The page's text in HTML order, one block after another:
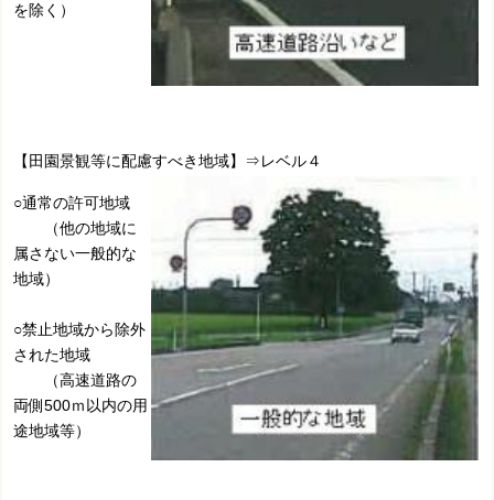
を除く）
【田園景観等に配慮すべき地域】⇒レベル４
○通常の許可地域
（他の地域に
属さない一般的な
地域）
○禁止地域から除外
された地域
（高速道路の
両側500ｍ以内の用
途地域等）